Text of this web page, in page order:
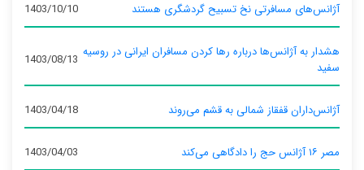
آژانس‌های مسافرتی نخ تسبیح گردشگری هستند 1403/10/10
هشدار به آژانس‌ها درباره رها کردن مسافران ایرانی در روسیه
سفید
1403/08/13
آژانس‌داران قفقاز شمالی به قشم می‌روند 1403/04/18
مصر ۱۶ آژانس حج را دادگاهی می‌کند 1403/04/03